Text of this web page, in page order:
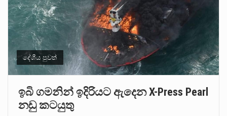
දේශීය පුවත්
ඉබි ගමනින් ඉදිරියට ඇදෙන X-Press Pearl
නඩු කටයුතු